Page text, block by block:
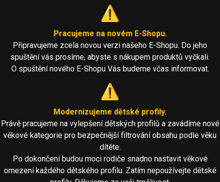
⚠️
Pracujeme na novém E-Shopu.
Připravujeme zcela novou verzi našeho E-Shopu. Do jeho
spuštění vás prosíme, abyste s nákupem produktů vyčkali.
O spuštění nového E-Shopu Vás budeme včas informovat.
⚠️
Modernizujeme dětské profily.
Právě pracujeme na vylepšení dětských profilů a zavádíme nové
věkové kategorie pro bezpečnější filtrování obsahu podle věku
dítěte.
Po dokončení budou moci rodiče snadno nastavit věkové
omezení každého dětského profilu. Zatím nepoužívejte dětské